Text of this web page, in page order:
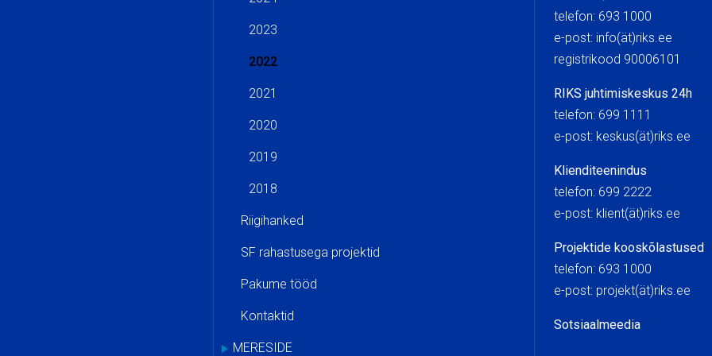
2023
2022
2021
2020
2019
2018
Riigihanked
SF rahastusega projektid
Pakume tööd
Kontaktid
MERESIDE
telefon: 693 1000
e-post: info(ät)riks.ee
registrikood 90006101
RIKS juhtimiskeskus 24h
telefon: 699 1111
e-post:
Klienditeenindus
telefon: 699 2222
e-post: klient(ät)riks.ee
Projektide kooskõlastused
telefon: 693 1000
e-post: projekt(ät)riks.ee
Sotsiaalmeedia